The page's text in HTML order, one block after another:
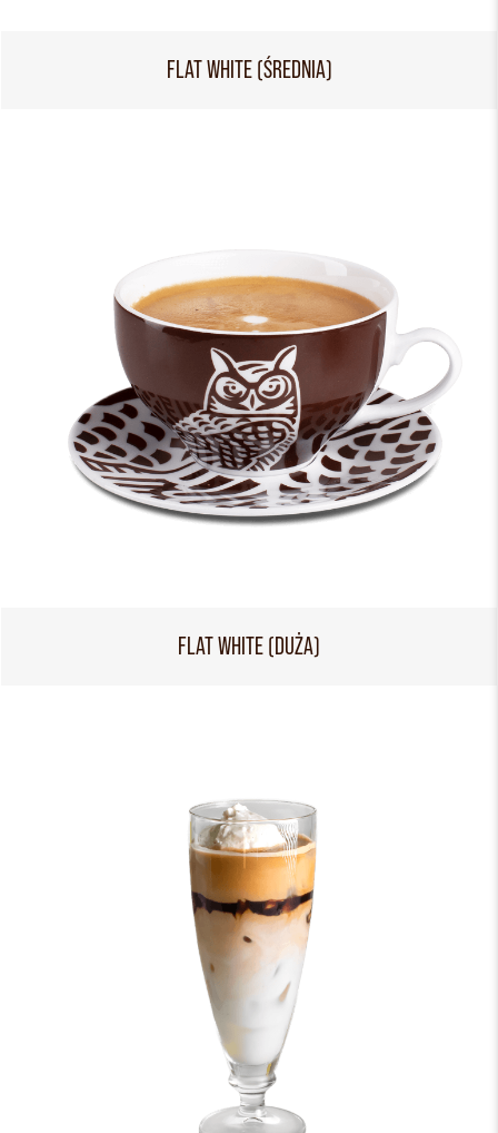
FLAT WHITE (ŚREDNIA)
FLAT WHITE (DUŻA)